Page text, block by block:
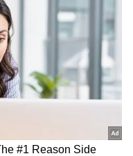
ఘటనపై స్వతంత్ర
నిర్ధారించే
అధికారులను
సెట్లలో సమగ్ర ఆడిట్
భన్సాలీ నిర్మాణ
జరిగాయని,
ఉండాలంటే కఠినమైన
అసోసియేషన్